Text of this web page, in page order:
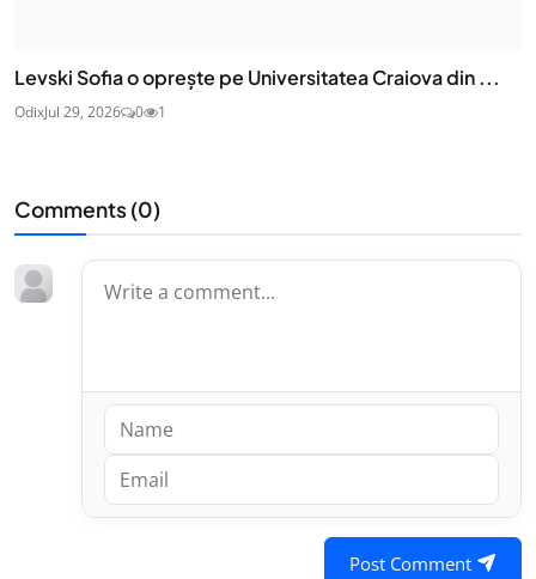
Levski Sofia o oprește pe Universitatea Craiova din ...
OdixJul 29, 2026 0 1
Comments (0)
Post Comment